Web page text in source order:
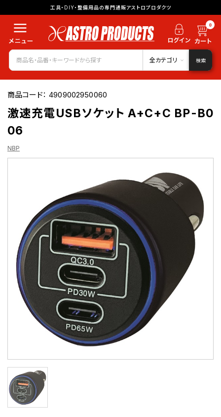
工具・DIY・整備用品の専門通販アストロプロダクツ
0
全カテゴリ 検索
商品コード：4909002950060
激速充電USBソケット A+C+C BP-B0
06
NBP